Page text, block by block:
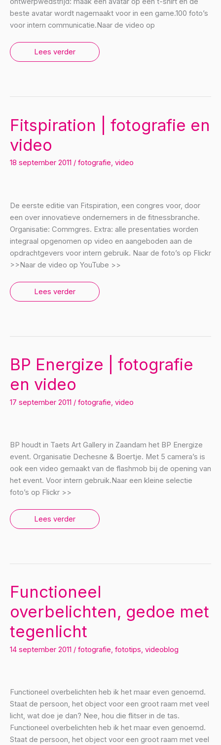
beste avatar wordt nagemaakt voor in een game.100 foto’s
voor intern communicatie.Naar de video op
BP
en
Lees verder
Fitspiration | fotografie en
video
18 september 2011 / fotografie, video
De eerste editie van Fitspiration, een congres voor, door
een over innovatieve ondernemers in de fitnessbranche.
Organisatie: Commgres. Extra: alle presentaties worden
integraal opgenomen op video en aangeboden aan de
opdrachtgevers voor intern gebruik. Naar de foto’s op Flickr
>>Naar de video op YouTube >>
Fitspiration
Lees verder
BP Energize | fotografie
en video
17 september 2011 / fotografie, video
BP houdt in Taets Art Gallery in Zaandam het BP Energize
event. Organisatie Dechesne & Boertje. Met 5 camera’s is
ook een video gemaakt van de flashmob bij de opening van
het event. Voor intern gebruik.Naar een kleine selectie
foto’s op Flickr >>
BP
Lees verder
Functioneel
overbelichten, gedoe met
tegenlicht
14 september 2011 / fotografie, fototips, videoblog
Functioneel overbelichten heb ik het maar even genoemd.
Staat de persoon, het object voor een groot raam met veel
licht, wat doe je dan? Nee, hou die flitser in de tas.
Functioneel overbelichten heb ik het maar even genoemd.
Staat de persoon, het object voor een groot raam met veel